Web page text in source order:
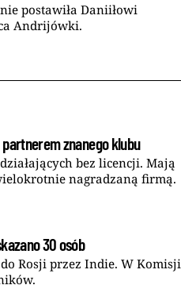
postawiła Daniiłowi
Andrijówki.
znanego klubu
bez licencji. Mają
nagradzaną firmą.
30 osób
Rosji przez Indie. W Komisji